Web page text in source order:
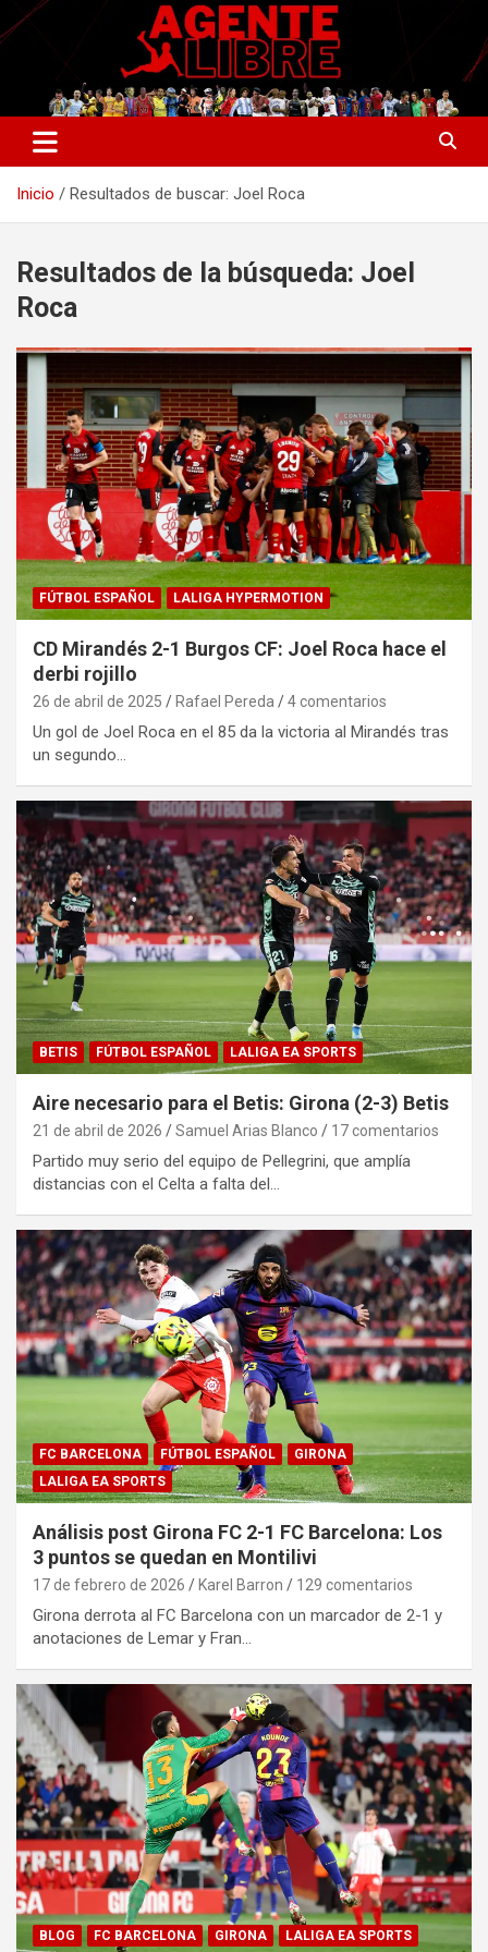
Saltar
al
Agente Libre Digital
La nueva generación del periodismo deportivo.
Inicio Resultados de buscar: Joel Roca
Resultados de la búsqueda: Joel
Roca
FÚTBOL ESPAÑOL LALIGA HYPERMOTION
CD Mirandés 2-1 Burgos CF: Joel Roca hace el
derbi rojillo
26 de abril de 2025 Rafael Pereda 4 comentarios
Un gol de Joel Roca en el 85 da la victoria al Mirandés tras
un segundo…
BETIS FÚTBOL ESPAÑOL LALIGA EA SPORTS
Aire necesario para el Betis: Girona (2-3) Betis
21 de abril de 2026 Samuel Arias Blanco 17 comentarios
Partido muy serio del equipo de Pellegrini, que amplía
distancias con el Celta a falta del…
FC BARCELONA FÚTBOL ESPAÑOL
GIRONA
LALIGA EA SPORTS
Análisis post Girona FC 2-1 FC Barcelona: Los
3 puntos se quedan en Montilivi
17 de febrero de 2026 Karel Barron 129 comentarios
Girona derrota al FC Barcelona con un marcador de 2-1 y
anotaciones de Lemar y Fran…
BLOG FC BARCELONA GIRONA LALIGA EA SPORTS